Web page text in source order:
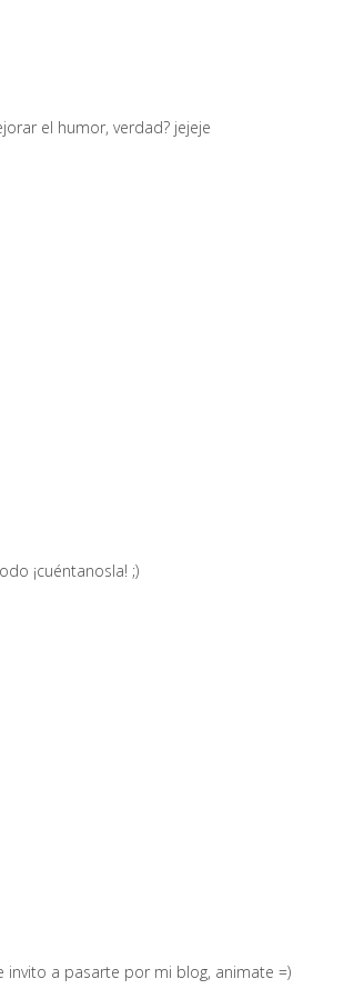
el humor, verdad? jejeje
¡cuéntanosla! ;)
a pasarte por mi blog, animate =)